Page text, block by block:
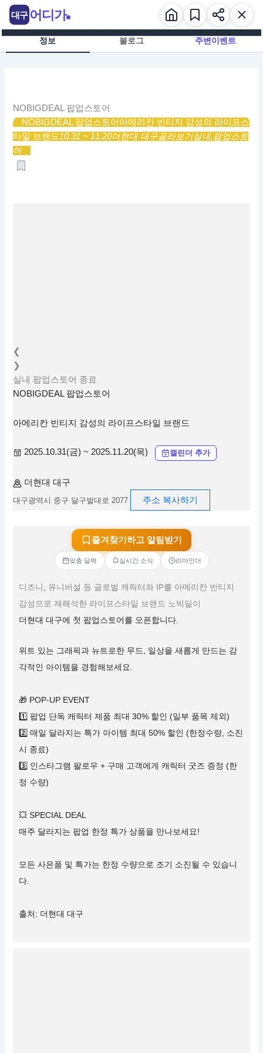
츠
정보 블로그 주변이벤트
NOBIGDEAL 팝업스토어
NOBIGDEAL 팝업스토어 아메리칸 빈티지 감성의 라이프스
타일 브랜드10.31 ~ 11.20더현대 대구골라보기실내,팝업스토
어
❮
❯
실내 팝업스토어 종료
NOBIGDEAL 팝업스토어
아메리칸 빈티지 감성의 라이프스타일 브랜드
2025.10.31(금) ~ 2025.11.20(목) 캘린더 추가
더현대 대구
대구광역시 중구 달구벌대로 2077 주소 복사하기
즐겨찾기하고 알림받기
맞춤 달력 실시간 소식 리마인더
디즈니, 유니버설 등 글로벌 캐릭터와 IP를 아메리칸 빈티지
감성으로 재해석한 라이프스타일 브랜드 노빅딜이
더현대 대구에 첫 팝업스토어를 오픈합니다.
위트 있는 그래픽과 뉴트로한 무드, 일상을 새롭게 만드는 감
각적인 아이템을 경험해보세요.
🎁 POP-UP EVENT
1️⃣ 팝업 단독 캐릭터 제품 최대 30% 할인 (일부 품목 제외)
2️⃣ 매일 달라지는 특가 아이템 최대 50% 할인 (한정수량, 소진
시 종료)
3️⃣ 인스타그램 팔로우 + 구매 고객에게 캐릭터 굿즈 증정 (한
정 수량)
💥 SPECIAL DEAL
매주 달라지는 팝업 한정 특가 상품을 만나보세요!
모든 사은품 및 특가는 한정 수량으로 조기 소진될 수 있습니
다.
출처: 더현대 대구
대구 어디가